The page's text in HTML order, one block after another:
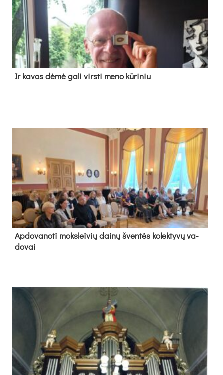
Ir ka­vos dė­mė ga­li virs­ti me­no kū­ri­niu
Ap­do­va­no­ti moks­lei­vių dai­nų šven­tės ko­lek­ty­vų va­
do­vai